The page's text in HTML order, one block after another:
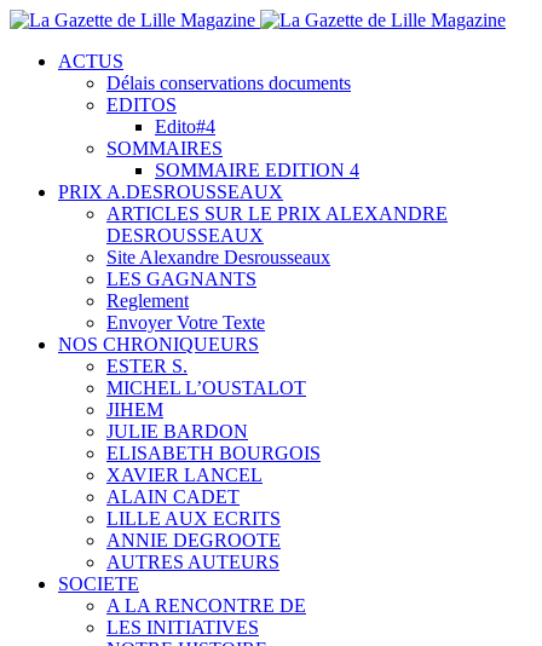
ACTUS
Délais conservations documents
EDITOS
Edito#4
SOMMAIRES
SOMMAIRE EDITION 4
PRIX A.DESROUSSEAUX
ARTICLES SUR LE PRIX ALEXANDRE
DESROUSSEAUX
Site Alexandre Desrousseaux
LES GAGNANTS
Reglement
Envoyer Votre Texte
NOS CHRONIQUEURS
ESTER S.
MICHEL L’OUSTALOT
JIHEM
JULIE BARDON
ELISABETH BOURGOIS
XAVIER LANCEL
ALAIN CADET
LILLE AUX ECRITS
ANNIE DEGROOTE
AUTRES AUTEURS
SOCIETE
A LA RENCONTRE DE
LES INITIATIVES